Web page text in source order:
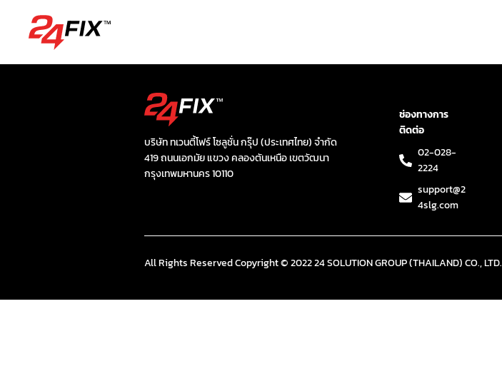
บริษัท ทเวนตี้โฟร์ โซลูชั่น กรุ๊ป (ประเทศไทย) จำกัด
419 ถนนเอกมัย แขวง คลองตันเหนือ เขตวัฒนา
กรุงเทพมหานคร 10110
ช่องทางการ
ติดต่อ
02-028-
2224
support@2
4slg.com
All Rights Reserved Copyright © 2022 24 SOLUTION GROUP (THAILAND) CO., LTD.